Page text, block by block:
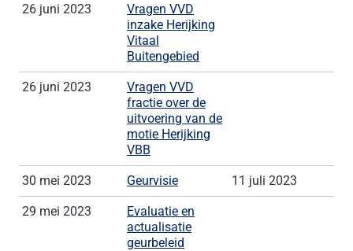
26 juni 2023
Vragen VVD
inzake Herijking
Vitaal
Buitengebied
26 juni 2023
Vragen VVD
fractie over de
uitvoering van de
motie Herijking
VBB
30 mei 2023 Geurvisie 11 juli 2023
29 mei 2023
Evaluatie en
actualisatie
geurbeleid